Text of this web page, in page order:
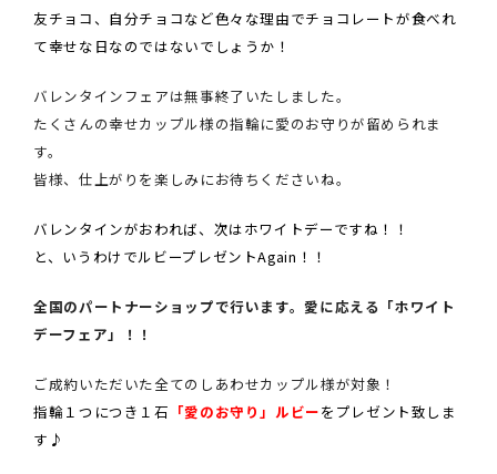
友チョコ、自分チョコなど色々な理由でチョコレートが食べれ
て幸せな日なのではないでしょうか！
バレンタインフェアは無事終了いたしました。
たくさんの幸せカップル様の指輪に愛のお守りが留められま
す。
皆様、仕上がりを楽しみにお待ちくださいね。
バレンタインがおわれば、次はホワイトデーですね！！
と、いうわけでルビープレゼントAgain！！
全国のパートナーショップで行います。愛に応える「ホワイト
デーフェア」！！
ご成約いただいた全てのしあわせカップル様が対象！
指輪１つにつき１石 「愛のお守り」ルビーをプレゼント致しま
す♪